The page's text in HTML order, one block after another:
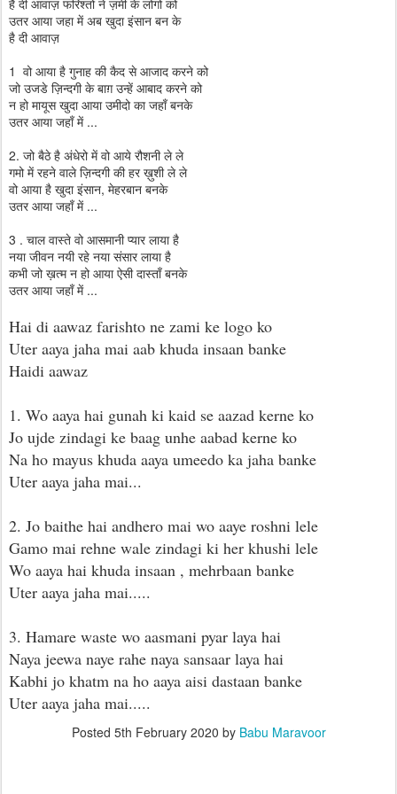
है दी आवाज़ फरिश्तो ने ज़मी के लोगो को
उतर आया जहा में अब खुदा इंसान बन के
है दी आवाज़
1 वो आया है गुनाह की कैद से आजाद करने को
जो उजडे ज़िन्दगी के बाग़ उन्हें आबाद करने को
न हो मायूस खुदा आया उमीदो का जहाँ बनके
उतर आया जहाँ में ...
2. जो बैठे है अंधेरो में वो आये रौशनी ले ले
गमो में रहने वाले ज़िन्दगी की हर ख़ुशी ले ले
वो आया है खुदा इंसान, मेहरबान बनके
उतर आया जहाँ में ...
3 . चाल वास्ते वो आसमानी प्यार लाया है
नया जीवन नयी रहे नया संसार लाया है
कभी जो ख़त्म न हो आया ऐसी दास्ताँ बनके
उतर आया जहाँ में ...
Hai di aawaz farishto ne zami ke logo ko
Uter aaya jaha mai aab khuda insaan banke
Haidi aawaz
1. Wo aaya hai gunah ki kaid se aazad kerne ko
Jo ujde zindagi ke baag unhe aabad kerne ko
Na ho mayus khuda aaya umeedo ka jaha banke
Uter aaya jaha mai...
2. Jo baithe hai andhero mai wo aaye roshni lele
Gamo mai rehne wale zindagi ki her khushi lele
Wo aaya hai khuda insaan , mehrbaan banke
Uter aaya jaha mai.....
3. Hamare waste wo aasmani pyar laya hai
Naya jeewa naye rahe naya sansaar laya hai
Kabhi jo khatm na ho aaya aisi dastaan banke
Uter aaya jaha mai.....
Posted 5th February 2020 by Babu Maravoor